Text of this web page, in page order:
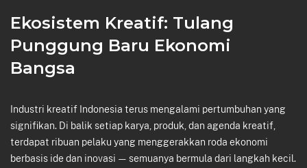
Ekosistem Kreatif: Tulang
Punggung Baru Ekonomi
Bangsa
Industri kreatif Indonesia terus mengalami pertumbuhan yang
signifikan. Di balik setiap karya, produk, dan agenda kreatif,
terdapat ribuan pelaku yang menggerakkan roda ekonomi
berbasis ide dan inovasi — semuanya bermula dari langkah kecil.